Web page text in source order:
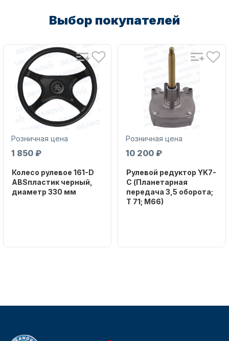
Дистанционное управление
Аксессуары для лодок и
катеров
Выбор покупателей
Розничная цена
1 850 ₽
Колесо рулевое 161-D
ABSпластик черный,
диаметр 330 мм
Розничная цена
10 200 ₽
Рулевой редуктор YK7-
C (Планетарная
передача 3,5 оборота;
T 71; M66)